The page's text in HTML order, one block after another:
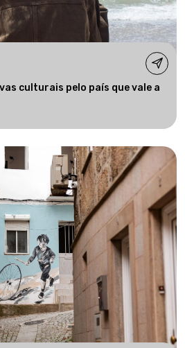
culturais pelo país que vale a